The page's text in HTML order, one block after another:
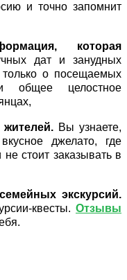
и точно запомнит
которая
дат и занудных
только о посещаемых
и общее целостное
Вы узнаете,
джелато, где
стоит заказывать в
экскурсий.
квесты. Отзывы